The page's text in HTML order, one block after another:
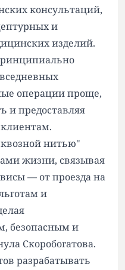
консультаций,
и
изделий.
операции проще,
и предоставляя
нитью"
жизни, связывая
— от проезда на
и
безопасным и
Скоробогатова.
разрабатывать